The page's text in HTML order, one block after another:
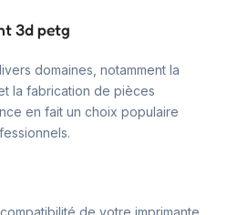
3d petg
domaines, notamment la
la fabrication de pièces
en fait un choix populaire
de votre imprimante